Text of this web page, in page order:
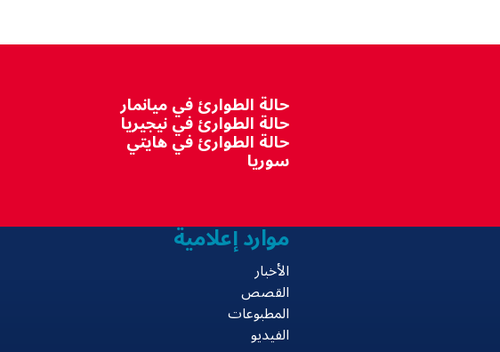
حالة الطوارئ في ميانمار
حالة الطوارئ في نيجيريا
حالة الطوارئ في هايتي
سوريا
موارد إعلامية
الأخبار
القصص
المطبوعات
الفيديو